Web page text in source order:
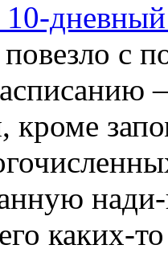
10-
повезло с
кроме
каких-